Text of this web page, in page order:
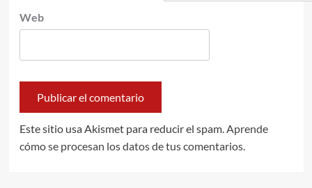
Web
Este sitio usa Akismet para reducir el spam.Aprende
cómo se procesan los datos de tus comentarios.